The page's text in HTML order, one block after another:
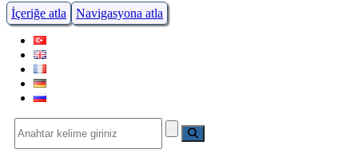
İçeriğe atla Navigasyona atla